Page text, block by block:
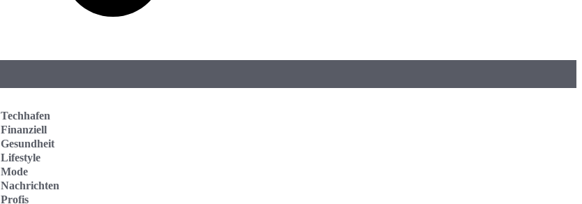
Techhafen
Finanziell
Gesundheit
Lifestyle
Mode
Nachrichten
Profis